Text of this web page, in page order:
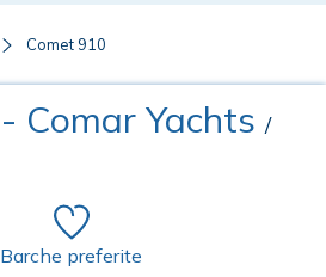
Comet 910
- Comar Yachts /
Barche preferite